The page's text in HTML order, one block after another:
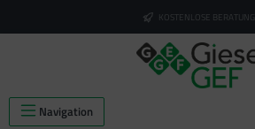
KOSTENLOSE BERATUNG
Navigation